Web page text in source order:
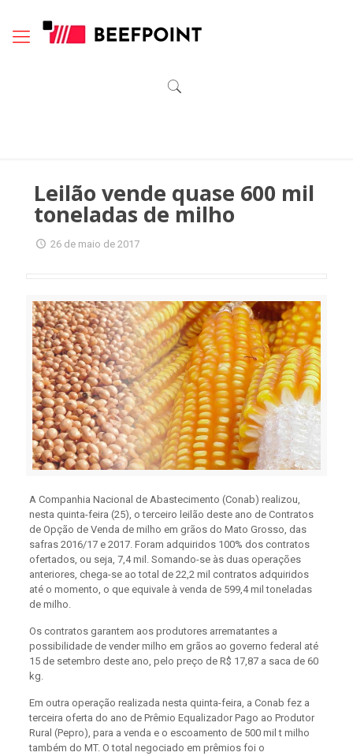
Leilão vende quase 600 mil
toneladas de milho
26 de maio de 2017
A Companhia Nacional de Abastecimento (Conab) realizou,
nesta quinta-feira (25), o terceiro leilão deste ano de Contratos
de Opção de Venda de milho em grãos do Mato Grosso, das
safras 2016/17 e 2017. Foram adquiridos 100% dos contratos
ofertados, ou seja, 7,4 mil. Somando-se às duas operações
anteriores, chega-se ao total de 22,2 mil contratos adquiridos
até o momento, o que equivale à venda de 599,4 mil toneladas
de milho.
Os contratos garantem aos produtores arrematantes a
possibilidade de vender milho em grãos ao governo federal até
15 de setembro deste ano, pelo preço de R$ 17,87 a saca de 60
kg.
Em outra operação realizada nesta quinta-feira, a Conab fez a
terceira oferta do ano de Prêmio Equalizador Pago ao Produtor
Rural (Pepro), para a venda e o escoamento de 500 mil t milho
também do MT. O total negociado em prêmios foi o